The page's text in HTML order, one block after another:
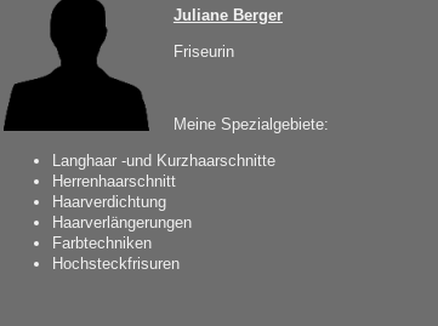
Juliane Berger
Friseurin
Meine Spezialgebiete:
Langhaar -und Kurzhaarschnitte
Herrenhaarschnitt
Haarverdichtung
Haarverlängerungen
Farbtechniken
Hochsteckfrisuren